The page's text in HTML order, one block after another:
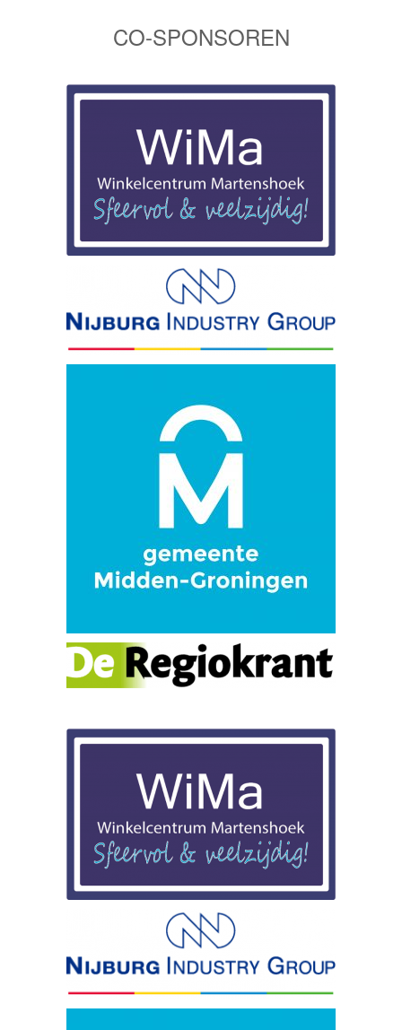
CO-SPONSOREN